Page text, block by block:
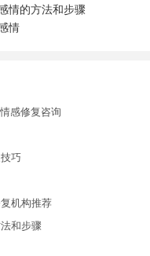
情的方法和步骤
情
感修复咨询
巧
机构推荐
和步骤